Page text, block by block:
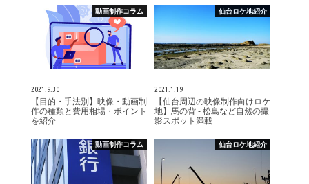
動画制作コラム
2021.9.30
【目的・手法別】映像・動画制
作の種類と費用相場・ポイント
を紹介
仙台ロケ地紹介
2021.1.19
【仙台周辺の映像制作向けロケ
地】馬の背 - 松島など自然の撮
影スポット満載
動画制作コラム 仙台ロケ地紹介